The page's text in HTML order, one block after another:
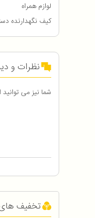
لوازم همراه
کیف نگهدارنده
نظرات و
شما نیز می توانید
تخفیف